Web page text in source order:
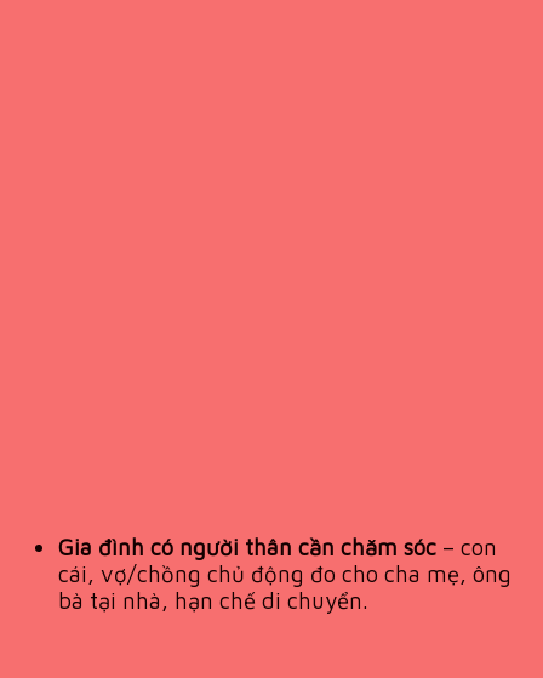
Gia đình có người thân cần chăm sóc – con
cái, vợ/chồng chủ động đo cho cha mẹ, ông
bà tại nhà, hạn chế di chuyển.